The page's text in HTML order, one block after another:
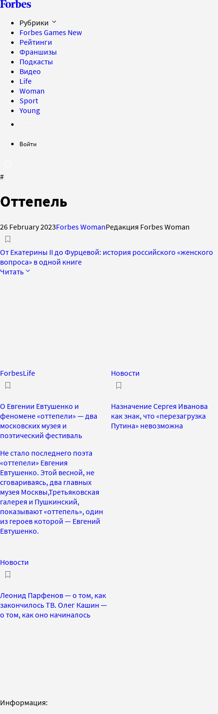
Рубрики
Forbes Games New
Рейтинги
Франшизы
Подкасты
Видео
Life
Woman
Sport
Young
Войти
#
Оттепель
26 February 2023Forbes WomanРедакция Forbes Woman
От Екатерины II до Фурцевой: история российского «женского
вопроса» в одной книге
Читать
ForbesLife
О Евгении Евтушенко и
феномене «оттепели» — два
московских музея и
поэтический фестиваль
Не стало последнего поэта
«оттепели» Евгения
Евтушенко. Этой весной, не
сговариваясь, два главных
музея Москвы,Третьяковская
галерея и Пушкинский,
показывают «оттепель», один
из героев которой — Евгений
Евтушенко.
Новости
Назначение Сергея Иванова
как знак, что «перезагрузка
Путина» невозможна
Новости
Леонид Парфенов — о том, как
закончилось ТВ. Олег Кашин —
о том, как оно начиналось
Информация: